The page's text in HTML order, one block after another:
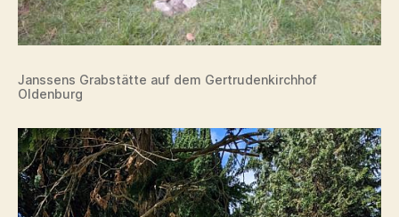
Janssens Grabstätte auf dem Gertrudenkirchhof
Oldenburg